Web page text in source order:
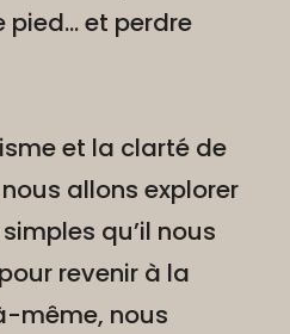
pied… et perdre
et la clarté de
allons explorer
qu’il nous
revenir à la
même, nous